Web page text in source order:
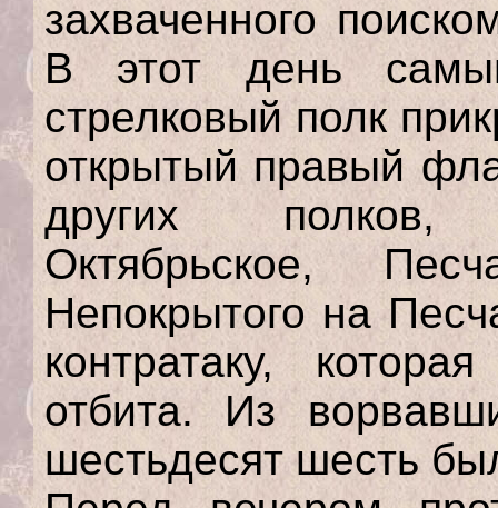
захваченного
В этот день
стрелковый полк
открытый правый
других полков,
Октябрьское,
Непокрытого на
контратаку,
отбита. Из
шестьдесят шесть